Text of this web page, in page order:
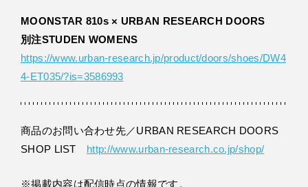
MOONSTAR 810s × URBAN RESEARCH DOORS
別注STUDEN WOMENS
https://www.urban-research.jp/product/doors/shoes/DW4
4-ET035/?is=3586993
商品のお問い合わせ先／URBAN RESEARCH DOORS
SHOP LIST http://www.urban-research.co.jp/shop/
※掲載内容は配信時点の情報です。